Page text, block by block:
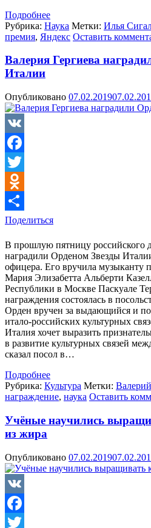
Подробнее
Рубрика: Наука Метки: Илья
премия, Яндекс Оставить
Валерия Гергиева
Италии
Опубликовано 07.02.2019
VK
Facebook
Twitter
Odnoklassniki
Поделиться
В прошлую пятницу российского
наградили Орденом Звезды
офицера. Его вручила музыканту
Мария Элизабетта Альберти
Республики в Москве Паскуале
награждения состоялась в
Орден вручен за выдающийся и
итало-российских культурных
Италия хочет выразить
в развитие культурных связей
сказал посол в…
Подробнее
Рубрика: Культура Метки:
награждение, наука Оставить
Учёные научились
из жира
Опубликовано 07.02.2019
VK
Facebook